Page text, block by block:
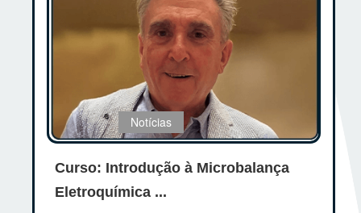
Notícias
Curso: Introdução à Microbalança
Eletroquímica ...